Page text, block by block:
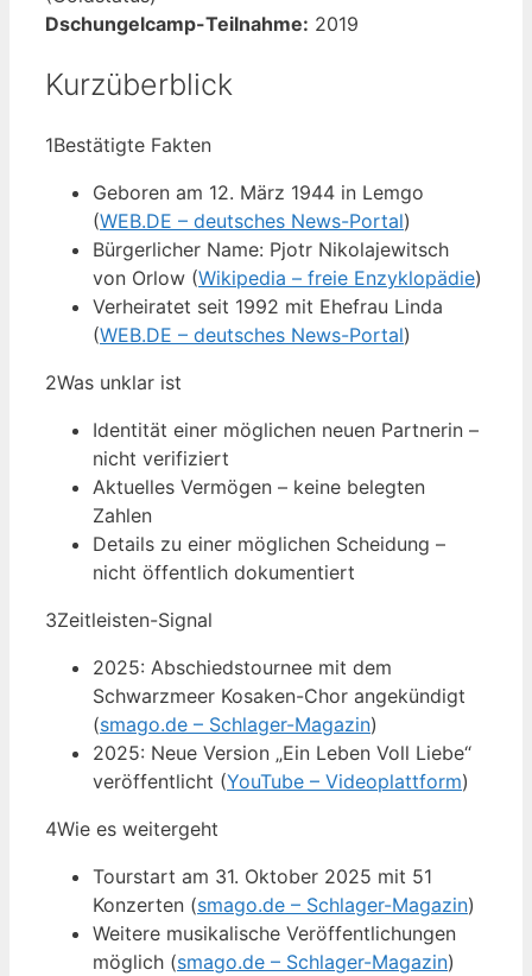
Dschungelcamp-Teilnahme: 2019
Kurzüberblick
1Bestätigte Fakten
Geboren am 12. März 1944 in Lemgo
(WEB.DE – deutsches News-Portal)
Bürgerlicher Name: Pjotr Nikolajewitsch
von Orlow (Wikipedia – freie Enzyklopädie)
Verheiratet seit 1992 mit Ehefrau Linda
(WEB.DE – deutsches News-Portal)
2Was unklar ist
Identität einer möglichen neuen Partnerin –
nicht verifiziert
Aktuelles Vermögen – keine belegten
Zahlen
Details zu einer möglichen Scheidung –
nicht öffentlich dokumentiert
3Zeitleisten-Signal
2025: Abschiedstournee mit dem
Schwarzmeer Kosaken-Chor angekündigt
(smago.de – Schlager-Magazin)
2025: Neue Version „Ein Leben Voll Liebe“
veröffentlicht (YouTube – Videoplattform)
4Wie es weitergeht
Tourstart am 31. Oktober 2025 mit 51
Konzerten (smago.de – Schlager-Magazin)
Weitere musikalische Veröffentlichungen
möglich (smago.de – Schlager-Magazin)